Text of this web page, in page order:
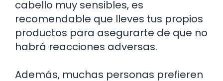
cabello muy sensibles, es
recomendable que lleves tus propios
productos para asegurarte de que no
habrá reacciones adversas.
Además, muchas personas prefieren